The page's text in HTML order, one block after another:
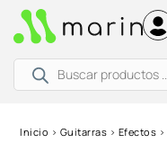
productos
Inicio › Guitarras › Efectos ›